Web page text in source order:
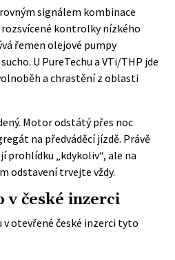
signálem kombinace
kontrolky nízkého
řemen olejové pumpy
U PureTechu a VTi/THP jde
a chrastění z oblasti
Motor odstátý přes noc
na předváděcí jízdě. Právě
prohlídku „kdykoliv“, ale na
odstavení trvejte vždy.
české inzerci
v otevřené české inzerci tyto